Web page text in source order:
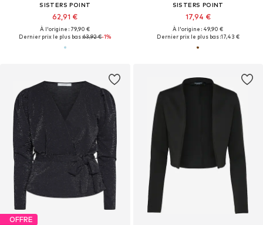
SISTERS POINT
62,91 €
À l'origine : 79,90 €
Dernier prix le plus bas :63,92 €-1%
SISTERS POINT
17,94 €
À l'origine : 49,90 €
Dernier prix le plus bas :17,43 €
OFFRE